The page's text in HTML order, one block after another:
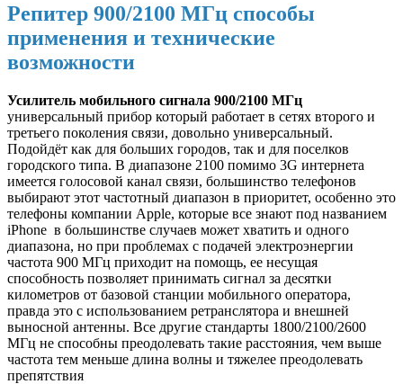
Репитер 900/2100 МГц способы
применения и технические
возможности
Усилитель мобильного сигнала 900/2100 МГц
универсальный прибор который работает в сетях второго и
третьего поколения связи, довольно универсальный.
Подойдёт как для больших городов, так и для поселков
городского типа. В диапазоне 2100 помимо 3G интернета
имеется голосовой канал связи, большинство телефонов
выбирают этот частотный диапазон в приоритет, особенно это
телефоны компании Apple, которые все знают под названием
iPhone в большинстве случаев может хватить и одного
диапазона, но при проблемах с подачей электроэнергии
частота 900 МГц приходит на помощь, ее несущая
способность позволяет принимать сигнал за десятки
километров от базовой станции мобильного оператора,
правда это с использованием ретранслятора и внешней
выносной антенны. Все другие стандарты 1800/2100/2600
МГц не способны преодолевать такие расстояния, чем выше
частота тем меньше длина волны и тяжелее преодолевать
препятствия